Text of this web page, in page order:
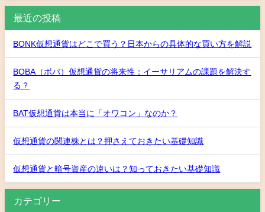
最近の投稿
BONK仮想通貨はどこで買う？日本からの具体的な買い方を解説
BOBA（ボバ）仮想通貨の将来性：イーサリアムの課題を解決す
る？
BAT仮想通貨は本当に「オワコン」なのか？
仮想通貨の関連株とは？押さえておきたい基礎知識
仮想通貨と暗号資産の違いは？知っておきたい基礎知識
カテゴリー